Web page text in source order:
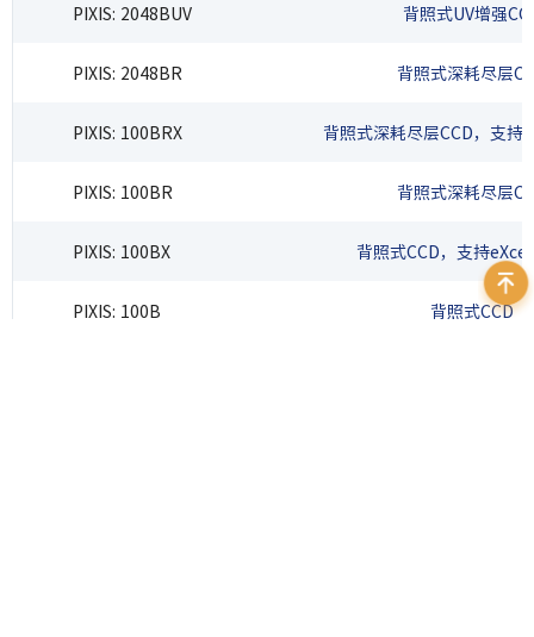
PIXIS: 2048BUV 背照式UV增强
PIXIS: 2048BR 背照式深耗尽层
PIXIS: 100BRX 背照式深耗尽层CCD，支持
PIXIS: 100BR 背照式深耗尽层
PIXIS: 100BX 背照式CCD，支持
PIXIS: 100B 背照式CCD